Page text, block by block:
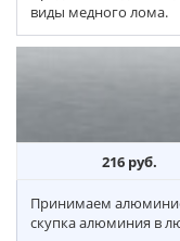
виды медного лома.
216 руб.
Принимаем
скупка алюминия в